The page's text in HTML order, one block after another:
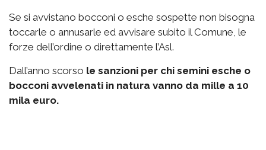
Se si avvistano bocconi o esche sospette non bisogna
toccarle o annusarle ed avvisare subito il Comune, le
forze dell’ordine o direttamente l’Asl.
Dall’anno scorso le sanzioni per chi semini esche o
bocconi avvelenati in natura vanno da mille a 10
mila euro.